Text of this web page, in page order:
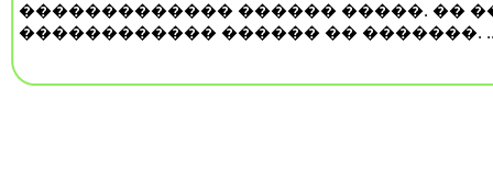
������������� ������ �����. ��
������������ ������ �� �������.